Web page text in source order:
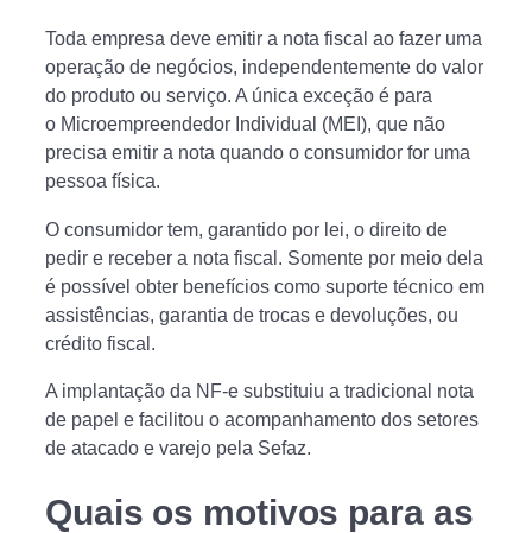
Toda empresa deve emitir a nota fiscal ao fazer uma
operação de negócios, independentemente do valor
do produto ou serviço. A única exceção é para
o Microempreendedor Individual (MEI), que não
precisa emitir a nota quando o consumidor for uma
pessoa física.
O consumidor tem, garantido por lei, o direito de
pedir e receber a nota fiscal. Somente por meio dela
é possível obter benefícios como suporte técnico em
assistências, garantia de trocas e devoluções, ou
crédito fiscal.
A implantação da NF-e substituiu a tradicional nota
de papel e facilitou o acompanhamento dos setores
de atacado e varejo pela Sefaz.
Quais os motivos para as